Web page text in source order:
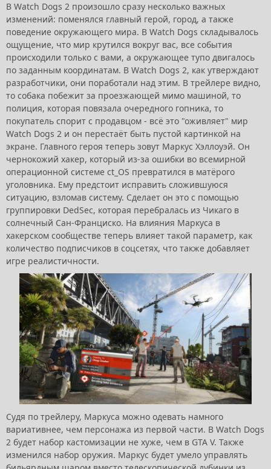
В Watch Dogs 2 произошло сразу несколько важных
изменений: поменялся главный герой, город, а также
поведение окружающего мира. В Watch Dogs складывалось
ощущение, что мир крутился вокруг вас, все события
происходили только с вами, а окружающее тупо двигалось
по заданным координатам. В Watch Dogs 2, как утверждают
разработчики, они поработали над этим. В трейлере видно,
то собака побежит за проезжающей мимо машиной, то
полиция, которая повязала очередного гопника, то
покупатель спорит с продавцом - всё это "оживляет" мир
Watch Dogs 2 и он перестаёт быть пустой картинкой на
экране. Главного героя теперь зовут Маркус Хэллоуэй. Он
чернокожий хакер, который из-за ошибки во всемирной
операционной системе сt_OS превратился в матёрого
уголовника. Ему предстоит исправить сложившуюся
ситуацию, взломав систему. Сделает он это с помощью
группировки DedSec, которая перебралась из Чикаго в
солнечный Сан-Франциско. На влияния Маркуса в
хакерском сообществе теперь влияет такой параметр, как
количество подписчиков в соцсетях, что также добавляет
игре реалистичности.
Судя по трейлеру, Маркуса можно одевать намного
вариативнее, чем персонажа из первой части. В Watch Dogs
2 будет набор кастомизации не хуже, чем в GTA V. Также
изменился набор оружия. Маркус будет умело управлять